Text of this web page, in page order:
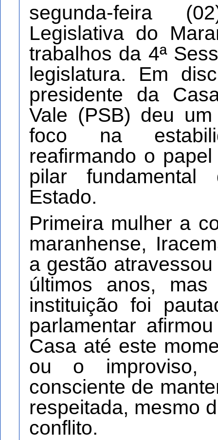
segunda-feira
Legislativa do
trabalhos da 4ª
legislatura. Em
presidente da
Vale (PSB) deu
foco na
reafirmando o
pilar
Estado.
Primeira mulher a
maranhense,
a gestão
últimos anos,
instituição foi
parlamentar
Casa até este
ou o improviso,
consciente de
respeitada, mesmo
conflito.